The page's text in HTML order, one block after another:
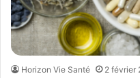
Horizon Vie Santé 2 février